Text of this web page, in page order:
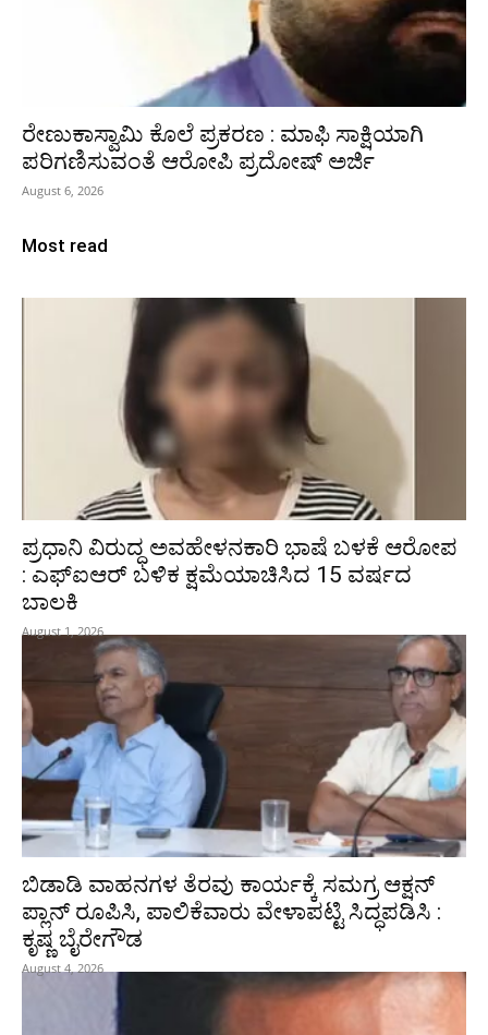
ರೇಣುಕಾಸ್ವಾಮಿ ಕೊಲೆ ಪ್ರಕರಣ : ಮಾಫಿ ಸಾಕ್ಷಿಯಾಗಿ
ಪರಿಗಣಿಸುವಂತೆ ಆರೋಪಿ ಪ್ರದೋಷ್‌ ಅರ್ಜಿ
August 6, 2026
Most read
ಪ್ರಧಾನಿ ವಿರುದ್ಧ ಅವಹೇಳನಕಾರಿ ಭಾಷೆ ಬಳಕೆ ಆರೋಪ
: ಎಫ್‌ಐಆರ್‌ ಬಳಿಕ ಕ್ಷಮೆಯಾಚಿಸಿದ 15 ವರ್ಷದ
ಬಾಲಕಿ
August 1, 2026
ಬಿಡಾಡಿ ವಾಹನಗಳ ತೆರವು ಕಾರ್ಯಕ್ಕೆ ಸಮಗ್ರ ಆಕ್ಷನ್
ಪ್ಲಾನ್ ರೂಪಿಸಿ, ಪಾಲಿಕೆವಾರು ವೇಳಾಪಟ್ಟಿ ಸಿದ್ಧಪಡಿಸಿ :
ಕೃಷ್ಣ ಬೈರೇಗೌಡ
August 4, 2026